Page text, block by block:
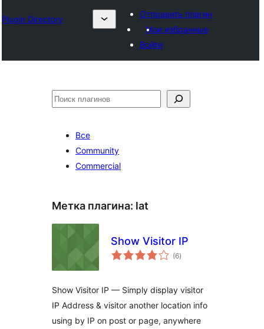
Plugin Directory
Отправить плагин
Мои избранные
Войти
Поиск
Все
Community
Commercial
Метка плагина: lat
Show Visitor IP
(6общий
рейтинг
)
Show Visitor IP — Simply display visitor
IP Address & visitor another location info
using by IP on post or page, anywhere